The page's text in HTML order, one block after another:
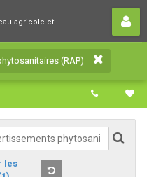
agricole et
(RAP)
réseau agricole et
(RAP)
les